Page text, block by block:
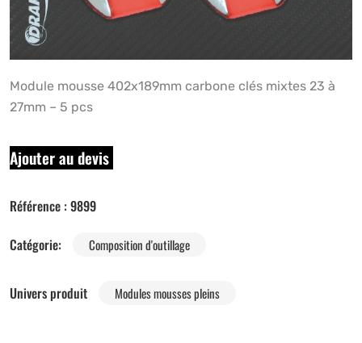
Module mousse 402x189mm carbone clés mixtes 23 à
27mm – 5 pcs
Ajouter au devis
Référence : 9899
Catégorie:
Composition d'outillage
Univers produit Modules mousses pleins